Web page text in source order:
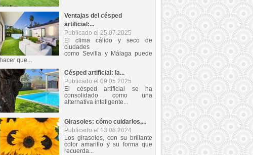
Ventajas del césped
artificial:...
Publicado el 25.07.2025
El clima cálido y seco de
ciudades
como Sevilla y Málaga puede
hacer que...
Césped artificial: la...
Publicado el 09.05.2025
El césped artificial se ha
consolidado como una
alternativa inteligente...
Girasoles: cómo cuidarlos,...
Publicado el 13.08.2024
Los girasoles, con su brillante
color amarillo y su forma que
recuerda...